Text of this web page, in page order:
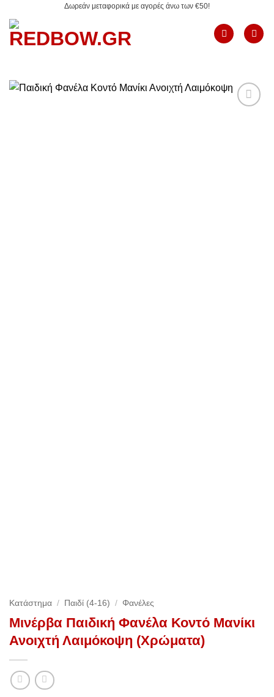
στο
περιεχόμενο
Δωρεάν μεταφορικά με αγορές άνω των €50!
Κατάστημα / Παιδί (4-16) / Φανέλες
Μινέρβα Παιδική Φανέλα Κοντό Μανίκι
Ανοιχτή Λαιμόκοψη (Χρώματα)